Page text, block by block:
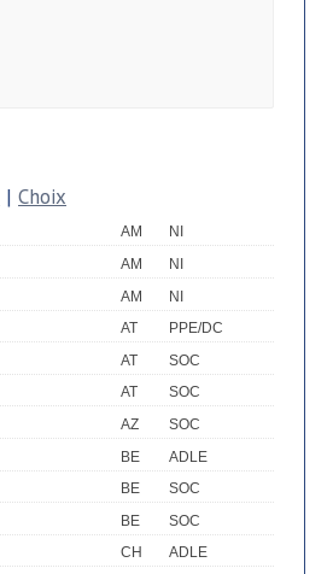
| Choix
AM
NI
AM
NI
AM
NI
AT
PPE/DC
AT
SOC
AT
SOC
AZ
SOC
BE
ADLE
BE
SOC
BE
SOC
CH
ADLE